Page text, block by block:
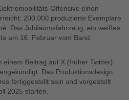
Offensive einen
200.000 produzierte Exemplare
Das Jubiläumsfahrzeug, ein weißes
am 16. Februar vom Band.
einem Beitrag auf X (früher Twitter)
Das Produktionsdesign
fertiggestellt sein und vorgestellt
2025 starten.